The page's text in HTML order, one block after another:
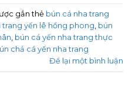
gắn thẻ bún cá nha trang
trang yến lê hồng phong bún
bún cá yến nha trang thực
chả cá yến nha trang
Để lại một bình luận